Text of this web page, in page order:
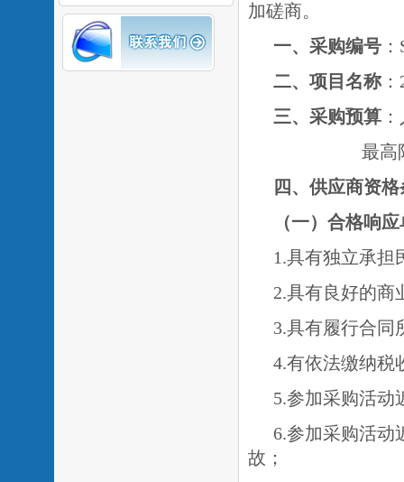
加磋商。
一、采购编号 ：
二、项目名称：
三、采购预算 ：
最高
四、供应商资
（一）合格响
1.具有独立承担
2.具有良好的商
3.具有履行合同
4.有依法缴纳税
5.参加采购活动
6.参加采购活动
故；